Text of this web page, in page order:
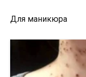
Для маникюра